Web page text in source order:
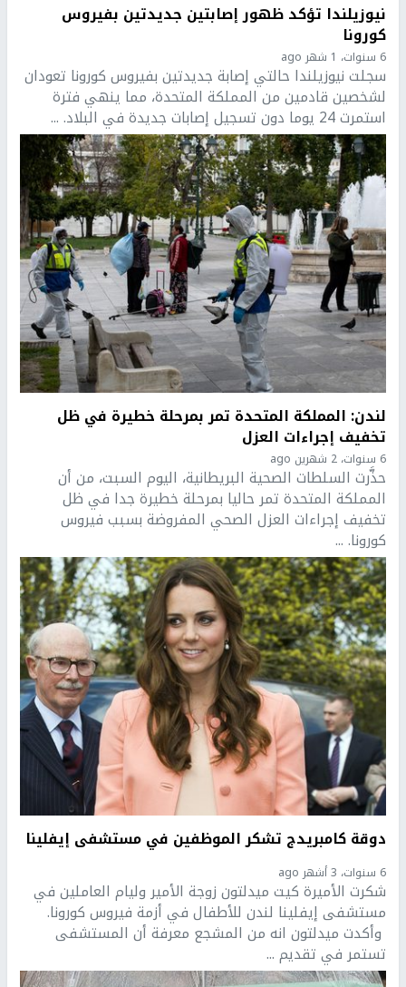
نيوزيلندا تؤكد ظهور إصابتين جديدتين بفيروس
كورونا
6 سنوات، 1 شهر ago
سجلت نيوزيلندا حالتي إصابة جديدتين بفيروس كورونا تعودان
لشخصين قادمين من المملكة المتحدة، مما ينهي فترة
استمرت 24 يوما دون تسجيل إصابات جديدة في البلاد. ...
لندن: المملكة المتحدة تمر بمرحلة خطيرة في ظل
تخفيف إجراءات العزل
6 سنوات، 2 شهرين ago
حذَّرت السلطات الصحية البريطانية، اليوم السبت، من أن
المملكة المتحدة تمر حاليا بمرحلة خطيرة جدا في ظل
تخفيف إجراءات العزل الصحي المفروضة بسبب فيروس
كورونا. ...
دوقة كامبريدج تشكر الموظفين في مستشفى إيفلينا
6 سنوات، 3 أشهر ago
شكرت الأميرة كيت ميدلتون زوجة الأمير وليام العاملين في
مستشفى إيفلينا لندن للأطفال في أزمة فيروس كورونا.
وأكدت ميدلتون انه من المشجع معرفة أن المستشفى
تستمر في تقديم ...